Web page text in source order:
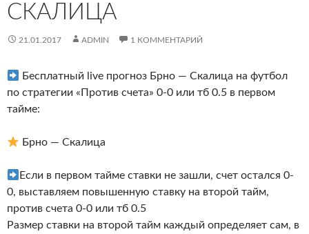
СКАЛИЦА
21.01.2017 ADMIN 1 КОММЕНТАРИЙ
Бесплатный live прогноз Брно — Скалица на футбол
по стратегии «Против счета» 0-0 или тб 0.5 в первом
тайме:
Брно — Скалица
Если в первом тайме ставки не зашли, счет остался 0-
0, выставляем повышенную ставку на второй тайм,
против счета 0-0 или тб 0.5
Размер ставки на второй тайм каждый определяет сам, в